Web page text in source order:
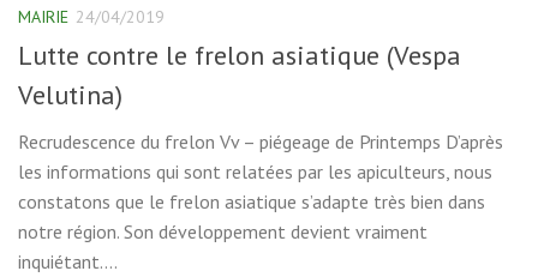
MAIRIE 24/04/2019
Lutte contre le frelon asiatique (Vespa
Velutina)
Recrudescence du frelon Vv – piégeage de Printemps D’après
les informations qui sont relatées par les apiculteurs, nous
constatons que le frelon asiatique s’adapte très bien dans
notre région. Son développement devient vraiment
inquiétant....